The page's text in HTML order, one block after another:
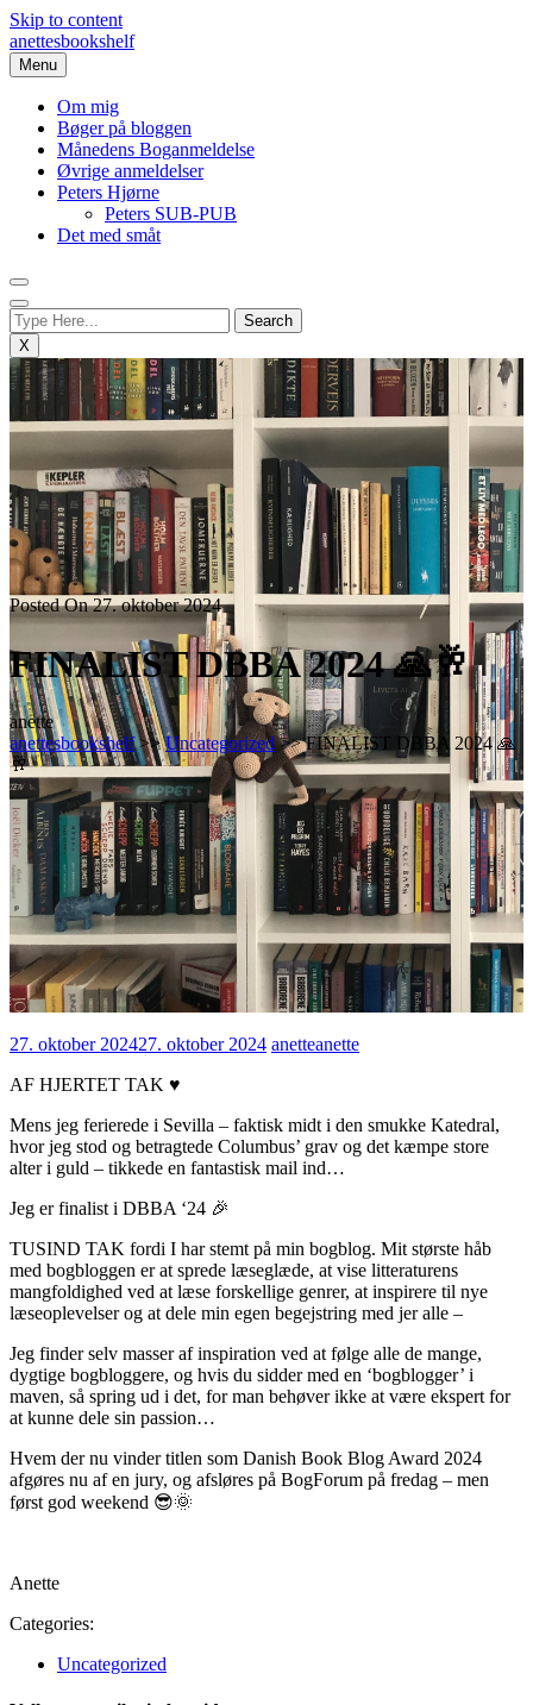
Skip to content
anettesbookshelf
Menu
Om mig
Bøger på bloggen
Månedens Boganmeldelse
Øvrige anmeldelser
Peters Hjørne
Peters SUB-PUB
Det med småt
X
Posted On 27. oktober 2024
FINALIST DBBA 2024 🙏🥂
anette
anettesbookshelf>>Uncategorized>> FINALIST DBBA 2024 🙏
🥂
27. oktober 202427. oktober 2024 anetteanette
AF HJERTET TAK ♥️
Mens jeg ferierede i Sevilla – faktisk midt i den smukke Katedral,
hvor jeg stod og betragtede Columbus’ grav og det kæmpe store
alter i guld – tikkede en fantastisk mail ind…
Jeg er finalist i DBBA ‘24 🎉
TUSIND TAK fordi I har stemt på min bogblog. Mit største håb
med bogbloggen er at sprede læseglæde, at vise litteraturens
mangfoldighed ved at læse forskellige genrer, at inspirere til nye
læseoplevelser og at dele min egen begejstring med jer alle –
Jeg finder selv masser af inspiration ved at følge alle de mange,
dygtige bogbloggere, og hvis du sidder med en ‘bogblogger’ i
maven, så spring ud i det, for man behøver ikke at være ekspert for
at kunne dele sin passion…
Hvem der nu vinder titlen som Danish Book Blog Award 2024
afgøres nu af en jury, og afsløres på BogForum på fredag – men
først god weekend 😎🌞
Anette
Categories:
Uncategorized